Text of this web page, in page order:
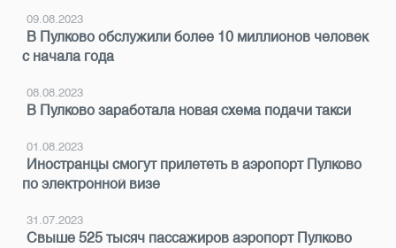
09.08.2023
В Пулково обслужили более 10 миллионов человек
с начала года
08.08.2023
В Пулково заработала новая схема подачи такси
01.08.2023
Иностранцы смогут прилететь в аэропорт Пулково
по электронной визе
31.07.2023
Свыше 525 тысяч пассажиров аэропорт Пулково